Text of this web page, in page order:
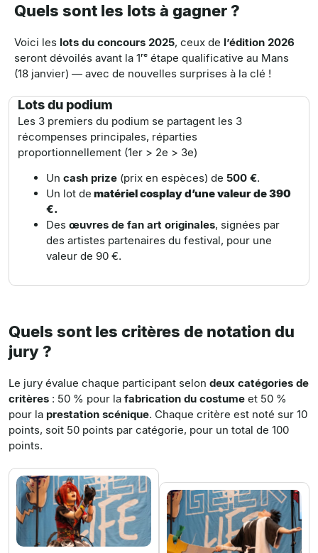
Quels sont les lots à gagner ?
Voici les lots du concours 2025, ceux de l’édition 2026
seront dévoilés avant la 1ʳᵉ étape qualificative au Mans
(18 janvier) — avec de nouvelles surprises à la clé !
Lots du podium
Les 3 premiers du podium se partagent les 3
récompenses principales, réparties
proportionnellement (1er > 2e > 3e)
Un cash prize (prix en espèces) de 500 €.
Un lot de matériel cosplay d’une valeur de 390
€.
Des œuvres de fan art originales, signées par
des artistes partenaires du festival, pour une
valeur de 90 €.
Quels sont les critères de notation du
jury ?
Le jury évalue chaque participant selon deux catégories de
critères : 50 % pour la fabrication du costume et 50 %
pour la prestation scénique. Chaque critère est noté sur 10
points, soit 50 points par catégorie, pour un total de 100
points.